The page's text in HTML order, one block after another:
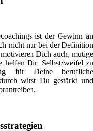
ist der Gewinn an
nicht nur bei der Definition
Dich auch, mutige
helfen Dir, Selbstzweifel zu
für Deine berufliche
wirst Du gestärkt und